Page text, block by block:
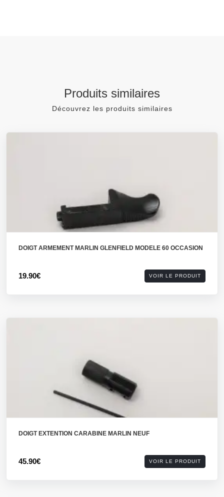
Produits similaires
Découvrez les produits similaires
DOIGT ARMEMENT MARLIN GLENFIELD MODELE 60 OCCASION
19.90€ VOIR LE PRODUIT
DOIGT EXTENTION CARABINE MARLIN NEUF
45.90€ VOIR LE PRODUIT